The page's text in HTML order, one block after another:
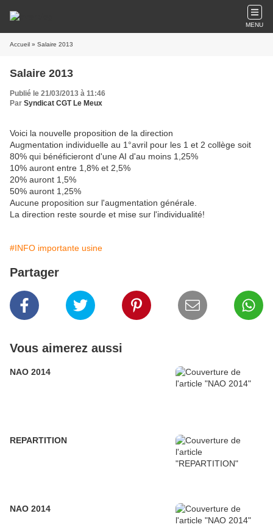
MENU
Accueil » Salaire 2013
Salaire 2013
Publié le 21/03/2013 à 11:46
Par Syndicat CGT Le Meux
Voici la nouvelle proposition de la direction
Augmentation individuelle au 1°avril pour les 1 et 2 collège soit
80% qui bénéficieront d'une AI d'au moins 1,25%
10% auront entre 1,8% et 2,5%
20% auront 1,5%
50% auront 1,25%
Aucune proposition sur l'augmentation générale.
La direction reste sourde et mise sur l'individualité!
#INFO importante usine
Partager
Vous aimerez aussi
NAO 2014
REPARTITION
NAO 2014